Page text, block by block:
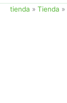
tienda » Tienda »